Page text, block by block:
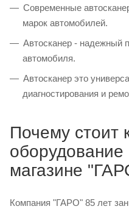
Современные
марок автомобилей.
Автосканер - надежный
автомобиля.
Автосканер это
диагностирования и
Почему стоит
оборудование
магазине
Компания "ГАРО" 85 лет